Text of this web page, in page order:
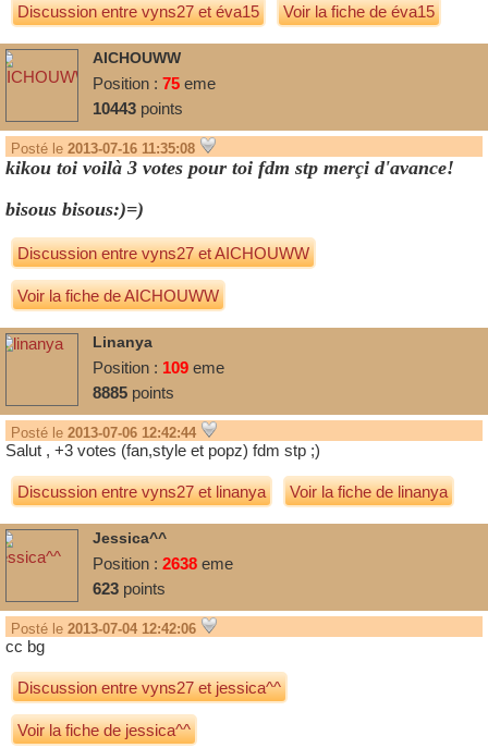
Discussion entrevyns27etéva15 Voir la fiche de éva15
AICHOUWW
Position : 75 eme
10443 points
Posté le 2013-07-16 11:35:08
kikou toi voilà 3 votes pour toi fdm stp merçi d'avance!
bisous bisous:)=)
Discussion entrevyns27etAICHOUWW
Voir la fiche de AICHOUWW
Linanya
Position : 109 eme
8885 points
Posté le 2013-07-06 12:42:44
Salut , +3 votes (fan,style et popz) fdm stp ;)
Discussion entrevyns27etlinanya Voir la fiche de linanya
Jessica^^
Position : 2638 eme
623 points
Posté le 2013-07-04 12:42:06
cc bg
Discussion entrevyns27etjessica^^
Voir la fiche de jessica^^